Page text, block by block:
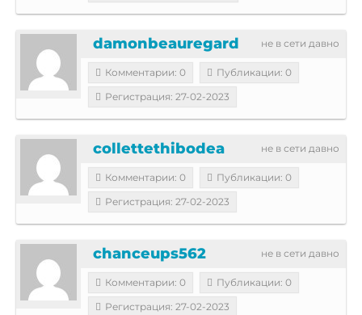
не в сети давно
damonbeauregard
Комментарии: 0
Публикации: 0
Регистрация: 27-02-2023
не в сети давно
collettethibodea
Комментарии: 0
Публикации: 0
Регистрация: 27-02-2023
не в сети давно
chanceups562
Комментарии: 0
Публикации: 0
Регистрация: 27-02-2023